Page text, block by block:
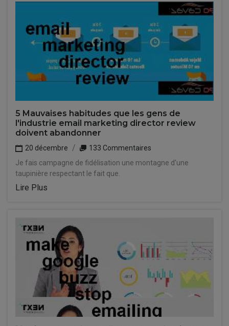
5 Mauvaises habitudes que les gens de
l'industrie email marketing director review
doivent abandonner
20 décembre
133 Commentaires
Je fais campagne de fidélisation une montagne d'une
taupinière respectant le fait que.
Lire Plus